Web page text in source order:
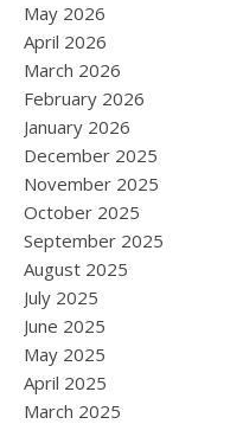
May 2026
April 2026
March 2026
February 2026
January 2026
December 2025
November 2025
October 2025
September 2025
August 2025
July 2025
June 2025
May 2025
April 2025
March 2025